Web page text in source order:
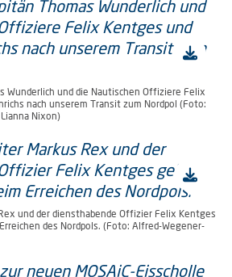
Wunderlich und die Nautischen Offiziere Felix
nach unserem Transit zum Nordpol (Foto:
Nixon)
und der diensthabende Offizier Felix Kentges
des Nordpols. (Foto: Alfred-Wegener-